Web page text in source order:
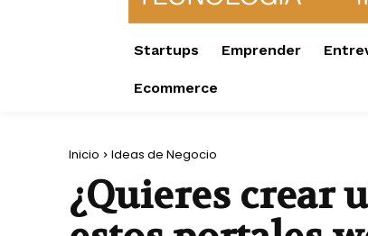
Startups Emprender
Ecommerce
Inicio Ideas de Negocio
¿Quieres crear